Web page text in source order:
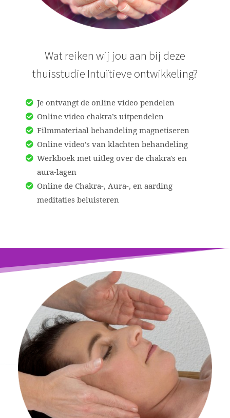
Wat reiken wij jou aan bij deze
thuisstudie Intuïtieve ontwikkeling?
Je ontvangt de online video pendelen
Online video chakra’s uitpendelen
Filmmateriaal behandeling magnetiseren
Online video’s van klachten behandeling
Werkboek met uitleg over de chakra's en
aura-lagen
Online de Chakra-, Aura-, en aarding
meditaties beluisteren